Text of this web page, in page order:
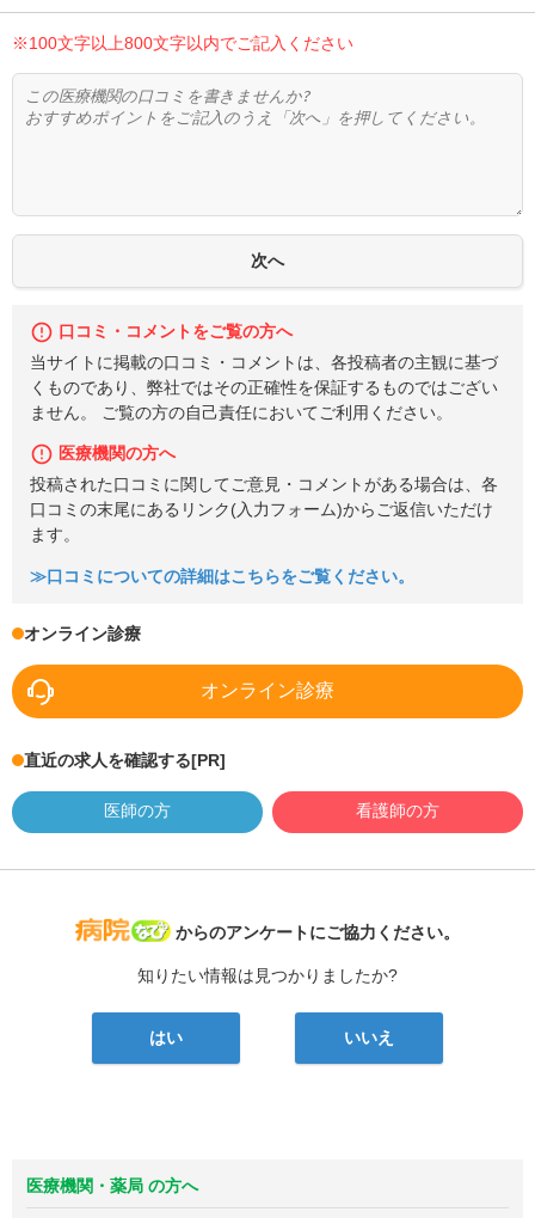
※100文字以上800文字以内でご記入ください
口コミ・コメントをご覧の方へ
当サイトに掲載の口コミ・コメントは、各投稿者の主観に基づ
くものであり、弊社ではその正確性を保証するものではござい
ません。 ご覧の方の自己責任においてご利用ください。
医療機関の方へ
投稿された口コミに関してご意見・コメントがある場合は、各
口コミの末尾にあるリンク(入力フォーム)からご返信いただけ
ます。
≫口コミについての詳細はこちらをご覧ください。
オンライン診療
オンライン診療
直近の求人を確認する[PR]
医師の方 看護師の方
病院なび
からのアンケートにご協力ください。
知りたい情報は見つかりましたか?
はい いいえ
医療機関・薬局 の方へ